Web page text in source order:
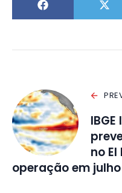
no
operação em julho